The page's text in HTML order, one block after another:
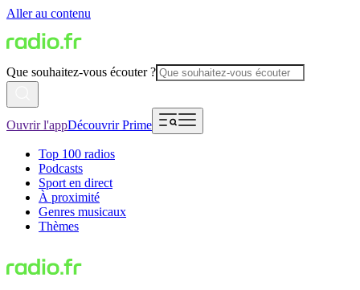
Aller au contenu
Que souhaitez-vous écouter ?
Ouvrir l'appDécouvrir Prime
Top 100 radios
Podcasts
Sport en direct
À proximité
Genres musicaux
Thèmes